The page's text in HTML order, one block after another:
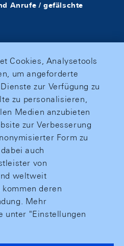
Anrufe / gefälschte
Cookies, Analysetools
um angeforderte
zur Verfügung zu
zu personalisieren,
Medien anzubieten
zur Verbesserung
Form zu
auch
von
weltweit
deren
Mehr
unter "Einstellungen